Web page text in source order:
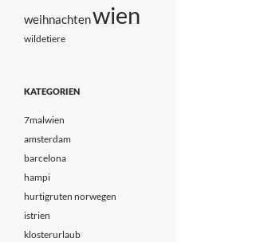
weihnachtenwien
wildetiere
KATEGORIEN
7malwien
amsterdam
barcelona
hampi
hurtigruten norwegen
istrien
klosterurlaub